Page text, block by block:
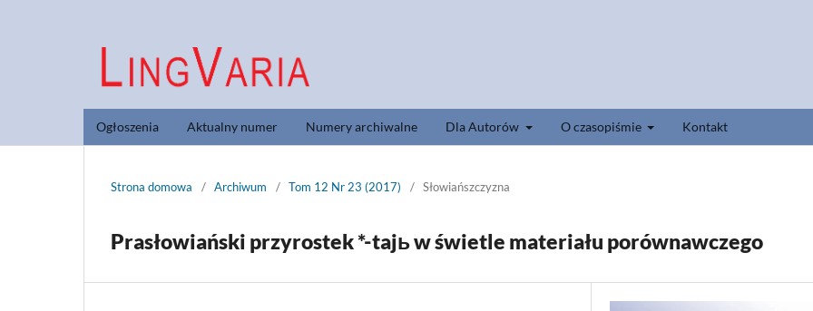
Ogłoszenia Aktualny numer Numery archiwalne Dla Autorów O czasopiśmie Kontakt
Strona domowa / Archiwum / Tom 12 Nr 23 (2017) / Słowiańszczyzna
Prasłowiański przyrostek *-tajь w świetle materiału porównawczego